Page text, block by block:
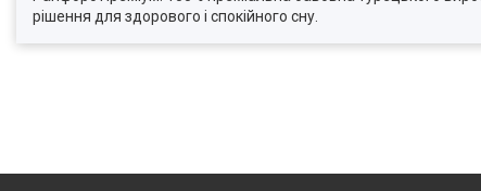
рішення для здорового і спокійного сну.